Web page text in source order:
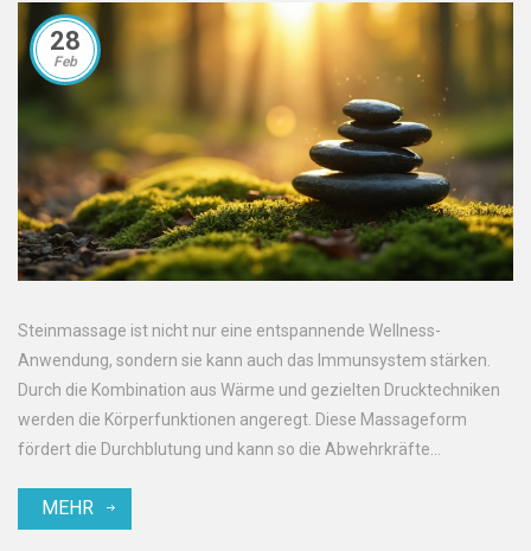
28
Feb
Steinmassage ist nicht nur eine entspannende Wellness-
Anwendung, sondern sie kann auch das Immunsystem stärken.
Durch die Kombination aus Wärme und gezielten Drucktechniken
werden die Körperfunktionen angeregt. Diese Massageform
fördert die Durchblutung und kann so die Abwehrkräfte
Anwendungen konkret Ihrer Gesundheit nutzen können.
MEHR